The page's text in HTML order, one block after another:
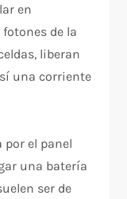
en
de la
liberan
una corriente
por el panel
una batería
ser de